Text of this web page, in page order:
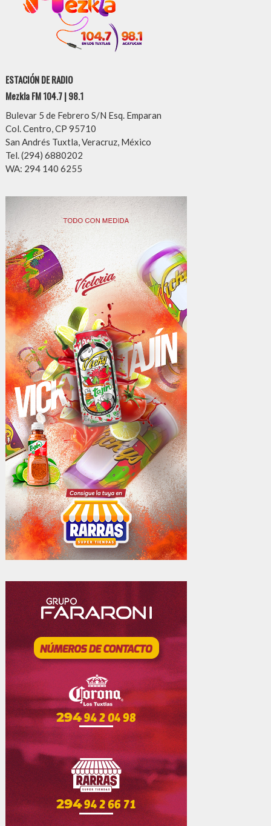
ESTACIÓN DE RADIO
Mezkla FM 104.7 | 98.1
Bulevar 5 de Febrero S/N Esq. Emparan
Col. Centro, CP 95710
San Andrés Tuxtla, Veracruz, México
Tel. (294) 6880202
WA: 294 140 6255